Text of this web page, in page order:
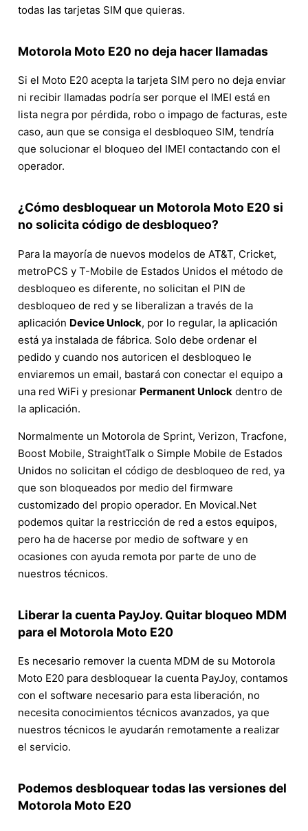
todas las tarjetas SIM que quieras.
Motorola Moto E20 no deja hacer llamadas
Si el Moto E20 acepta la tarjeta SIM pero no deja enviar
ni recibir llamadas podría ser porque el IMEI está en
lista negra por pérdida, robo o impago de facturas, este
caso, aun que se consiga el desbloqueo SIM, tendría
que solucionar el bloqueo del IMEI contactando con el
operador.
¿Cómo desbloquear un Motorola Moto E20 si
no solicita código de desbloqueo?
Para la mayoría de nuevos modelos de AT&T, Cricket,
metroPCS y T-Mobile de Estados Unidos el método de
desbloqueo es diferente, no solicitan el PIN de
desbloqueo de red y se liberalizan a través de la
aplicación Device Unlock, por lo regular, la aplicación
está ya instalada de fábrica. Solo debe ordenar el
pedido y cuando nos autoricen el desbloqueo le
enviaremos un email, bastará con conectar el equipo a
una red WiFi y presionar Permanent Unlock dentro de
la aplicación.
Normalmente un Motorola de Sprint, Verizon, Tracfone,
Boost Mobile, StraightTalk o Simple Mobile de Estados
Unidos no solicitan el código de desbloqueo de red, ya
que son bloqueados por medio del firmware
customizado del propio operador. En Movical.Net
podemos quitar la restricción de red a estos equipos,
pero ha de hacerse por medio de software y en
ocasiones con ayuda remota por parte de uno de
nuestros técnicos.
Liberar la cuenta PayJoy. Quitar bloqueo MDM
para el Motorola Moto E20
Es necesario remover la cuenta MDM de su Motorola
Moto E20 para desbloquear la cuenta PayJoy, contamos
con el software necesario para esta liberación, no
necesita conocimientos técnicos avanzados, ya que
nuestros técnicos le ayudarán remotamente a realizar
el servicio.
Podemos desbloquear todas las versiones del
Motorola Moto E20